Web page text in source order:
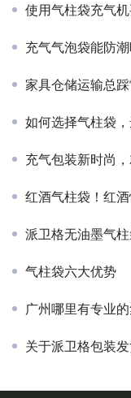
使用气柱袋充气
充气气泡袋能防
家具仓储运输总
如何选择气柱袋
充气包装新时尚
红酒气柱袋！红
派卫格无油墨气
气柱袋六大优势
广州哪里有专业
关于派卫格包装